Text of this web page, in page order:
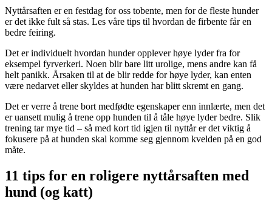
Nyttårsaften er en festdag for oss tobente, men for de fleste hunder
er det ikke fult så stas. Les våre tips til hvordan de firbente får en
bedre feiring.
Det er individuelt hvordan hunder opplever høye lyder fra for
eksempel fyrverkeri. Noen blir bare litt urolige, mens andre kan få
helt panikk. Årsaken til at de blir redde for høye lyder, kan enten
være nedarvet eller skyldes at hunden har blitt skremt en gang.
Det er verre å trene bort medfødte egenskaper enn innlærte, men det
er uansett mulig å trene opp hunden til å tåle høye lyder bedre. Slik
trening tar mye tid – så med kort tid igjen til nyttår er det viktig å
fokusere på at hunden skal komme seg gjennom kvelden på en god
måte.
11 tips for en roligere nyttårsaften med
hund (og katt)